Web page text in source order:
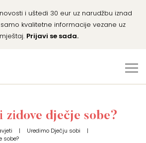
i uštedi 30 eur uz narudžbu iznad
kvalitetne informacije vezane uz
Prijavi se sada.
dječje sobe?
| Uredimo Dječju sobi
|
sobe?